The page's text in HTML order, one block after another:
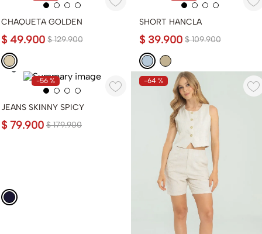
CHAQUETA GOLDEN
$ 129.900
$ 49.900
SHORT HANCLA
$ 109.900
$ 39.900
-56 %
JEANS SKINNY SPICY
$ 179.900
$ 79.900
-64 %